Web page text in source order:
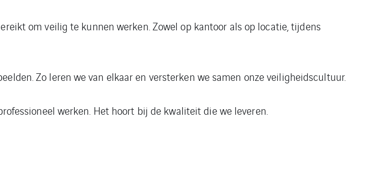
om veilig te kunnen werken. Zowel op kantoor als op locatie, tijdens
Zo leren we van elkaar en versterken we samen onze veiligheidscultuur.
werken. Het hoort bij de kwaliteit die we leveren.